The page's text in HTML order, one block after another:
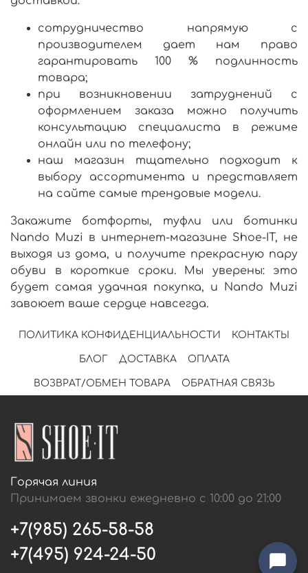
сотрудничество напрямую с
производителем дает нам право
гарантировать 100 % подлинность
товара;
при возникновении затруднений с
оформлением заказа можно получить
консультацию специалиста в режиме
онлайн или по телефону;
наш магазин тщательно подходит к
выбору ассортимента и представляет
на сайте самые трендовые модели.
Закажите ботфорты, туфли или ботинки
Nando Muzi в интернет-магазине Shoe-IT, не
выходя из дома, и получите прекрасную пару
обуви в короткие сроки. Мы уверены: это
будет самая удачная покупка, и Nando Muzi
завоюет ваше сердце навсегда.
ПОЛИТИКА КОНФИДЕНЦИАЛЬНОСТИ КОНТАКТЫ
БЛОГ ДОСТАВКА ОПЛАТА
ВОЗВРАТ/ОБМЕН ТОВАРА ОБРАТНАЯ СВЯЗЬ
Горячая линия
Принимаем звонки ежедневно с 10:00 до 21:00
+7(985) 265-58-58
+7(495) 924-24-50